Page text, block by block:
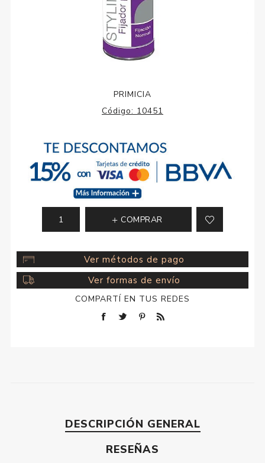
PRIMICIA
Código: 10451
COMPRAR
Ver métodos de pago
Ver formas de envío
COMPARTÍ EN TUS REDES
DESCRIPCIÓN GENERAL
RESEÑAS